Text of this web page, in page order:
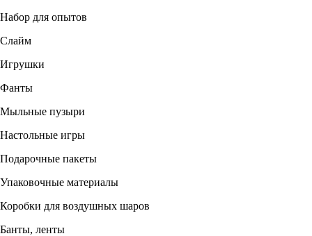
Набор для опытов
Слайм
Игрушки
Фанты
Мыльные пузыри
Настольные игры
Подарочные пакеты
Упаковочные материалы
Коробки для воздушных шаров
Банты, ленты